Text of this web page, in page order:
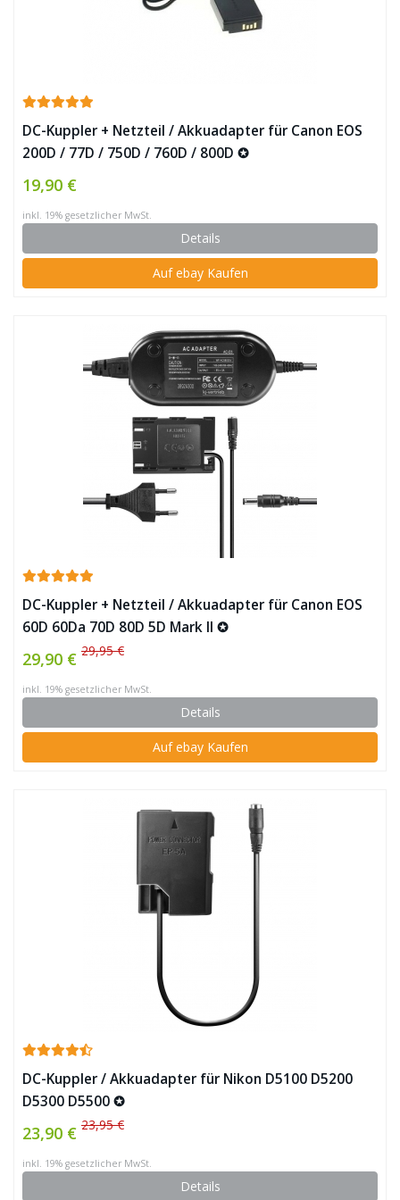
DC-Kuppler + Netzteil / Akkuadapter für Canon EOS
200D / 77D / 750D / 760D / 800D ✪
19,90 €
inkl. 19% gesetzlicher MwSt.
Details
Auf ebay Kaufen
DC-Kuppler + Netzteil / Akkuadapter für Canon EOS
60D 60Da 70D 80D 5D Mark II ✪
29,90 € 29,95 €
inkl. 19% gesetzlicher MwSt.
Details
Auf ebay Kaufen
DC-Kuppler / Akkuadapter für Nikon D5100 D5200
D5300 D5500 ✪
23,90 € 23,95 €
inkl. 19% gesetzlicher MwSt.
Details